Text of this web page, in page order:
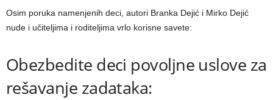
Osim poruka namenjenih deci, autori Branka Dejić i Mirko Dejić
nude i učiteljima i roditeljima vrlo korisne savete:
Obezbedite deci povoljne uslove za
rešavanje zadataka: